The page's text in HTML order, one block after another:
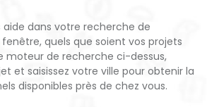
dans votre recherche de
quels que soient vos projets
moteur de recherche ci-dessus,
et saisissez votre ville pour obtenir la
disponibles près de chez vous.